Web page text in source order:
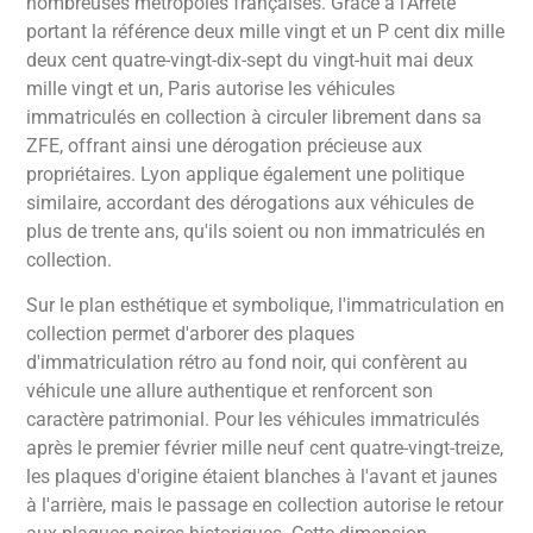
portant la référence deux mille vingt et un P cent dix mille
deux cent quatre-vingt-dix-sept du vingt-huit mai deux
mille vingt et un, Paris autorise les véhicules
immatriculés en collection à circuler librement dans sa
ZFE, offrant ainsi une dérogation précieuse aux
propriétaires. Lyon applique également une politique
similaire, accordant des dérogations aux véhicules de
plus de trente ans, qu'ils soient ou non immatriculés en
collection.
Sur le plan esthétique et symbolique, l'immatriculation en
collection permet d'arborer des plaques
d'immatriculation rétro au fond noir, qui confèrent au
véhicule une allure authentique et renforcent son
caractère patrimonial. Pour les véhicules immatriculés
après le premier février mille neuf cent quatre-vingt-treize,
les plaques d'origine étaient blanches à l'avant et jaunes
à l'arrière, mais le passage en collection autorise le retour